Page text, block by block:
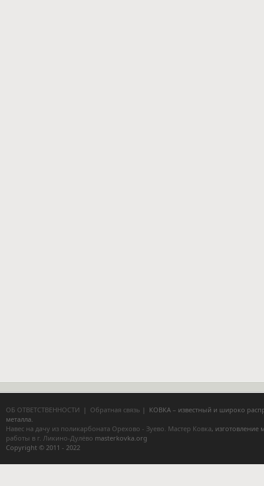
ОБ ОТВЕТСТВЕННОСТИ | Обратная связь | КОВКА – известный и широко
металла.
Навес на дачу из поликарбоната Орехово - Зуево. Мастер Ковка, изготовление
работы в г. Ликино-Дулёво masterkovka.org
Copyright © 2011 - 2022